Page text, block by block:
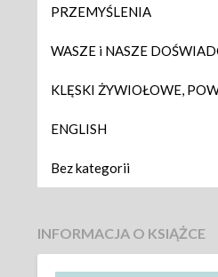
PRZEMYŚLENIA
WASZE i NASZE
KLĘSKI ŻYWIOŁOWE,
ENGLISH
Bez kategorii
INFORMACJA O KSIĄŻCE